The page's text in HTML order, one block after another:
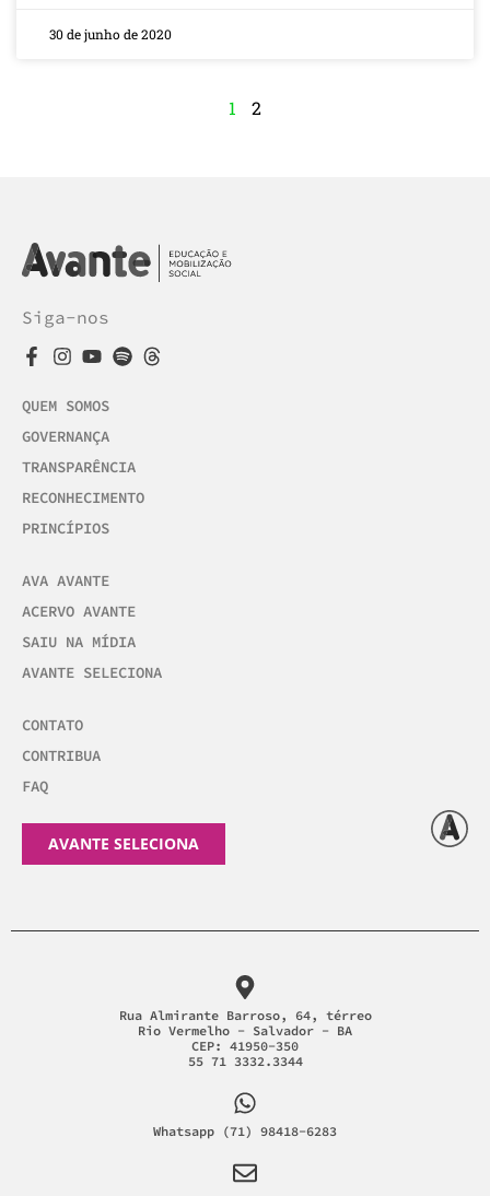
30 de junho de 2020
1 2
Siga-nos
QUEM SOMOS
GOVERNANÇA
TRANSPARÊNCIA
RECONHECIMENTO
PRINCÍPIOS
AVA AVANTE
ACERVO AVANTE
SAIU NA MÍDIA
AVANTE SELECIONA
CONTATO
CONTRIBUA
FAQ
AVANTE SELECIONA
Rua Almirante Barroso, 64, térreo
Rio Vermelho - Salvador - BA
CEP: 41950-350
55 71 3332.3344
Whatsapp (71) 98418-6283